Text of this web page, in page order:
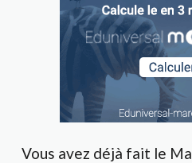
Vous avez déjà fait le